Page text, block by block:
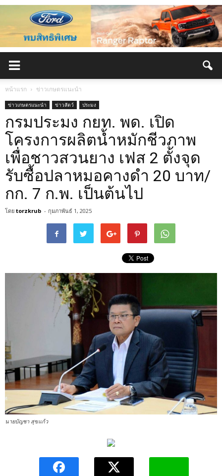
หน้าแรก ข่าวเกษตรแนะนำ
ข่าวเกษตรแนะนำ ข่าวสัตว์ ประมง
กรมประมง กยท. พด. เปิด
โครงการผลิตน้ำหมักชีวภาพ
เพื่อชาวสวนยาง เฟส 2 ตั้งจุด
รับซื้อปลาหมอคางดำ 20 บาท/
กก. 7 ก.พ. เป็นต้นไป
โดย torzkrub - กุมภาพันธ์ 1, 2025
นายบัญชา สุขแก้ว